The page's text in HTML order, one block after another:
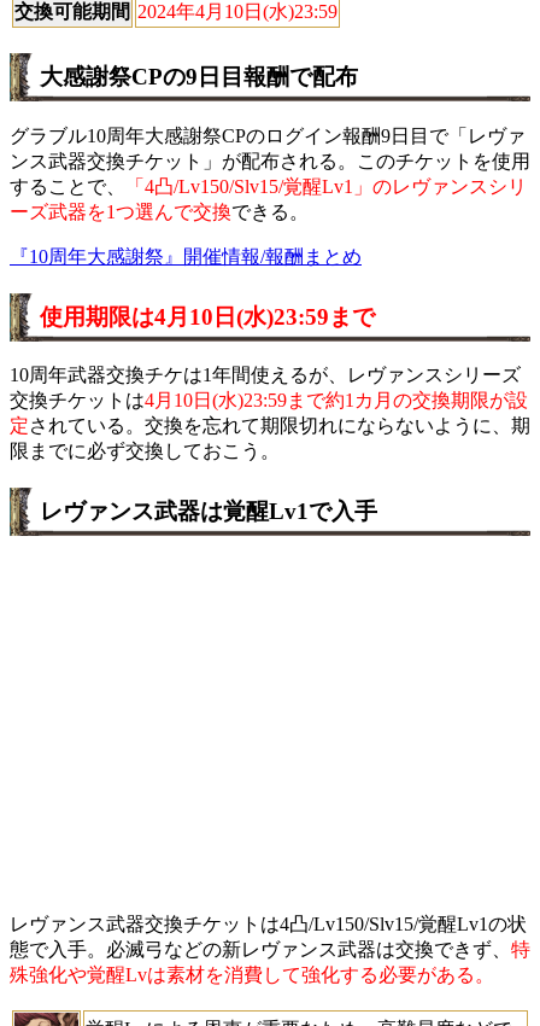
交換可能期間 2024年4月10日(水)23:59
大感謝祭CPの9日目報酬で配布
グラブル10周年大感謝祭CPのログイン報酬9日目で「レヴァ
ンス武器交換チケット」が配布される。このチケットを使用
することで、
「4凸/Lv150/Slv15/覚醒Lv1」のレヴァンスシリ
ーズ武器を1つ選んで交換できる。
『10周年大感謝祭』開催情報/報酬まとめ
使用期限は4月10日(水)23:59まで
10周年武器交換チケは1年間使えるが、レヴァンスシリーズ
交換チケットは4月10日(水)23:59まで約1カ月の交換期限が設
定されている。交換を忘れて期限切れにならないように、期
限までに必ず交換しておこう。
レヴァンス武器は覚醒Lv1で入手
レヴァンス武器交換チケットは4凸/Lv150/Slv15/覚醒Lv1の状
態で入手。必滅弓などの新レヴァンス武器は交換できず、 特
殊強化や覚醒Lvは素材を消費して強化する必要がある。